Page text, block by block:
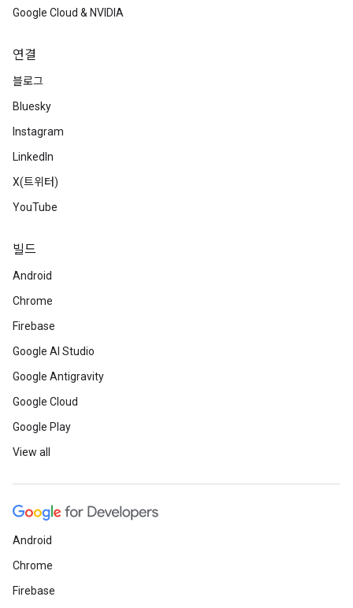
Google Cloud & NVIDIA
연결
블로그
Bluesky
Instagram
LinkedIn
X(트위터)
YouTube
빌드
Android
Chrome
Firebase
Google AI Studio
Google Antigravity
Google Cloud
Google Play
View all
Android
Chrome
Firebase